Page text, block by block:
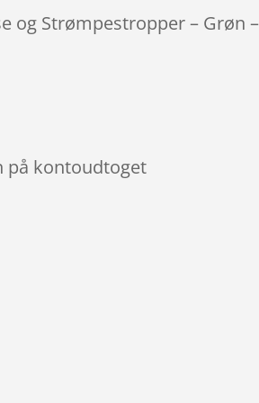
og Strømpestropper – Grøn
på kontoudtoget